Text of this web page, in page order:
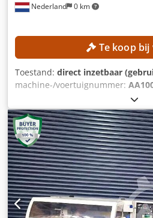
Nederland 0 km
Te koop bij
Toestand: direct inzetbaar
machine-/voertuignummer:
,
5.020 mm Tafelbreedte: 1.380
mm Werkgebied Y-as: 1.300 mm
Verplaatsingsbereik X-as: 5.400
as: 1.650 mm Verplaatsingsbereik
Vectorbewegingssnelheid X/Y:
snelheid X-as: 25 m/min (?)
m/min (?) Maximale snelheid Y-
snelheid Z-as: 30 m/min Aantal
Gereedschapspan systeem: HSK-